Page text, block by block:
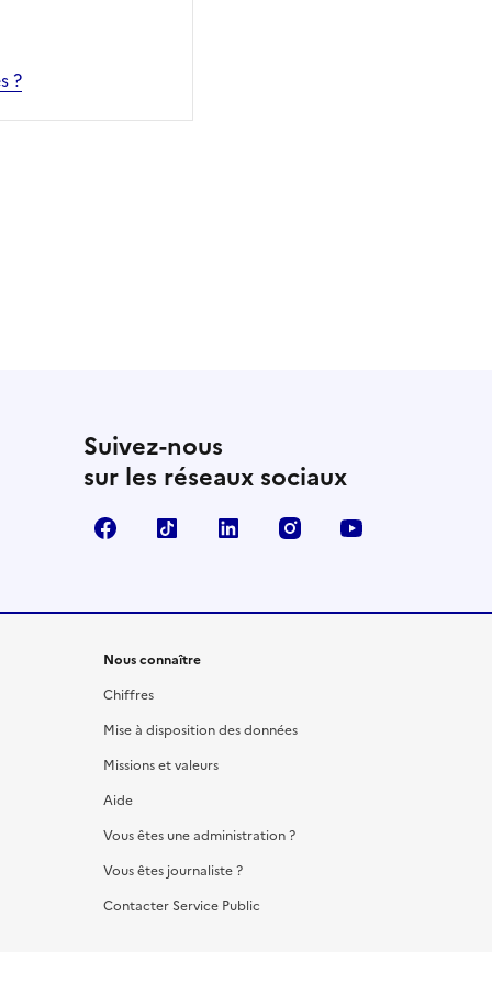
?
Suivez-nous
sur les réseaux sociaux
FacebookTikTok LinkedIn Instagram
Nous connaître
Chiffres
Mise à disposition des données
Missions et valeurs
Aide
Vous êtes une administration ?
Vous êtes journaliste ?
Contacter Service Public